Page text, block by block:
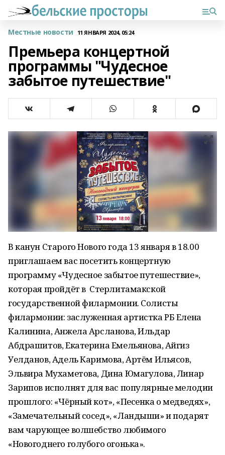
Местные новости 11 ЯНВАРЯ 2024, 05:24
Премьера концертной
программы "Чудесное
забытое путешествие"
В канун Старого Нового года 13 января в 18.00
приглашаем вас посетить концертную
программу «Чудесное забытое путешествие»,
которая пройдёт в Стерлитамакской
государственной филармонии. Солисты
филармонии: заслуженная артистка РБ Елена
Калинина, Анжела Арсланова, Ильдар
Абдрашитов, Екатерина Емельянова, Айгиз
Уелданов, Адель Каримова, Артём Ильясов,
Эльвира Мухаметова, Дина Юмагулова, Линар
Зарипов исполнят для вас популярные мелодии
прошлого: «Чёрный кот», «Песенка о медведях»,
«Замечательный сосед», «Ландыши» и подарят
вам чарующее волшебство любимого
«Новогоднего голубого огонька».